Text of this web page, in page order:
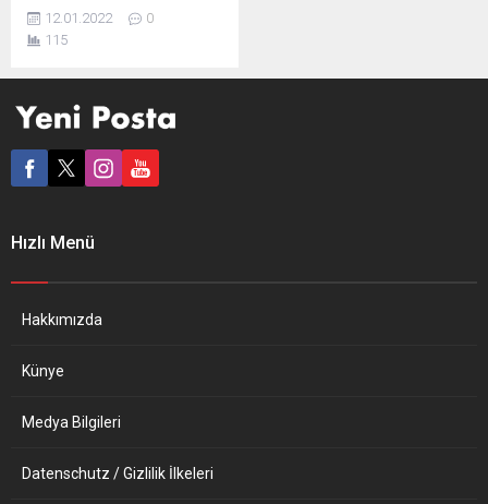
mensup bir kadının
cenazesinde, tabutun
kamuoyunda tepki yarattı.
haberlere göre, başkent
Roma’nın merkezindeki
cenaze töreninin, Nazi
12.01.2022
0
115
Hızlı Menü
Hakkımızda
Künye
Medya Bilgileri
Datenschutz / Gizlilik İlkeleri